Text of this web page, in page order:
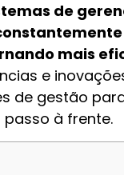
de
mais
e
de gestão
à frente.